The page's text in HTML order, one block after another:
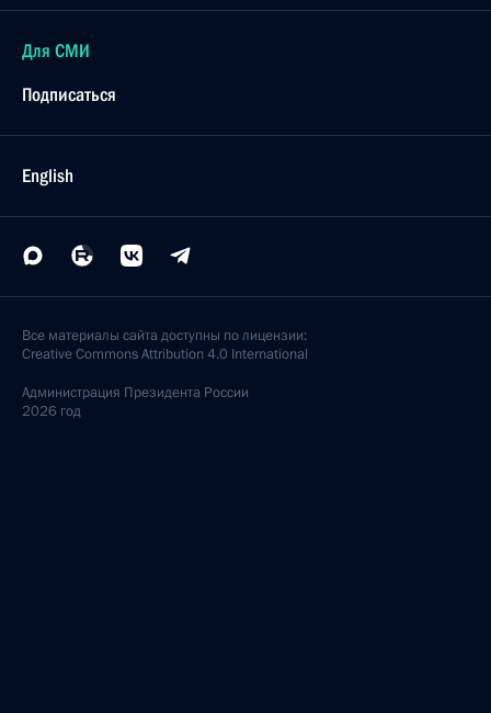
Для СМИ
Подписаться
English
Все материалы сайта доступны по лицензии:
Creative Commons Attribution 4.0 International
Администрация Президента России
2026 год